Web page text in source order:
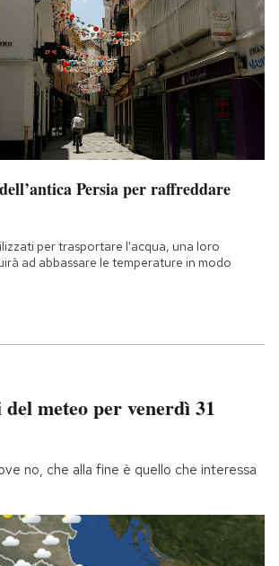
Persia per raffreddare
per trasportare l'acqua, una loro
ad abbassare le temperature in modo
meteo per venerdì 31
no, che alla fine è quello che interessa